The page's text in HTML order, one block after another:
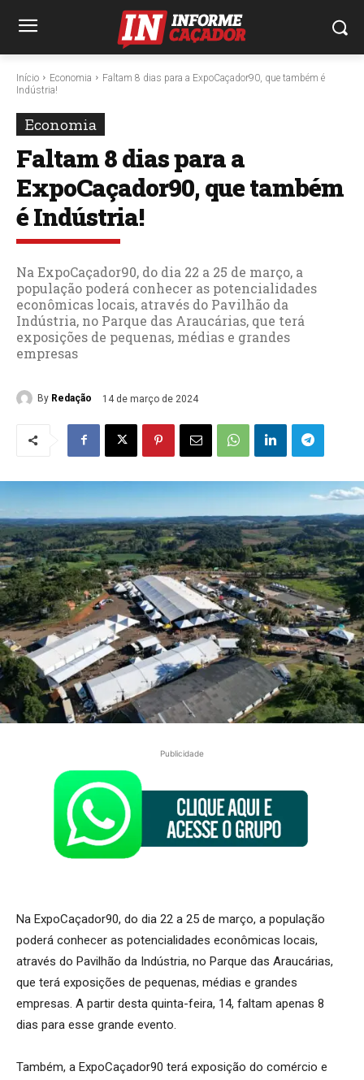
Início Economia
Faltam 8 dias para a ExpoCaçador90, que também é
Indústria!
Economia
Faltam 8 dias para a
ExpoCaçador90, que também
é Indústria!
Na ExpoCaçador90, do dia 22 a 25 de março, a
população poderá conhecer as potencialidades
econômicas locais, através do Pavilhão da
Indústria, no Parque das Araucárias, que terá
exposições de pequenas, médias e grandes
empresas
By Redação 14 de março de 2024
Publicidade
Na ExpoCaçador90, do dia 22 a 25 de março, a população
poderá conhecer as potencialidades econômicas locais,
através do Pavilhão da Indústria, no Parque das Araucárias,
que terá exposições de pequenas, médias e grandes
empresas. A partir desta quinta-feira, 14, faltam apenas 8
dias para esse grande evento.
Também, a ExpoCaçador90 terá exposição do comércio e